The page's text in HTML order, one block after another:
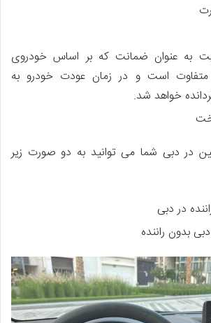
به عنوان ضمانت که بر اساس خودروی
متفاوت است و در زمان عودت خودرو به
خواهد شد.
در دبی شما می توانید به دو صورت زیر
در دبی
بدون راننده